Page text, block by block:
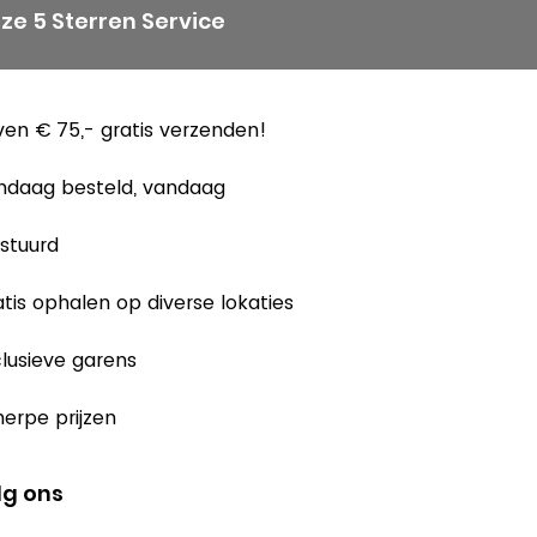
5 Sterren Service
€ 75,- gratis verzenden!
besteld, vandaag
ophalen op diverse lokaties
garens
prijzen
ons